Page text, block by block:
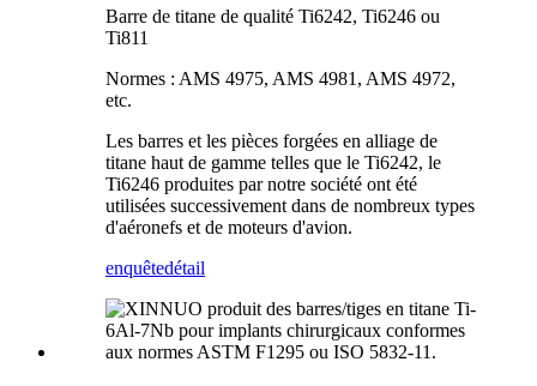
Barre de titane de qualité Ti6242, Ti6246 ou
Ti811
Normes : AMS 4975, AMS 4981, AMS 4972,
etc.
Les barres et les pièces forgées en alliage de
titane haut de gamme telles que le Ti6242, le
Ti6246 produites par notre société ont été
utilisées successivement dans de nombreux types
d'aéronefs et de moteurs d'avion.
enquêtedétail